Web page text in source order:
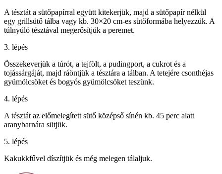
A tésztát a sütőpapírral együtt kitekerjük, majd a sütőpapír nélkül
egy grillsütő tálba vagy kb. 30×20 cm-es sütőformába helyezzük. A
túlnyúló tésztával megerősítjük a peremet.
3. lépés
Összekeverjük a túrót, a tejfölt, a pudingport, a cukrot és a
tojássárgáját, majd ráöntjük a tésztára a tálban. A tetejére csonthéjas
gyümölcsöket és bogyós gyümölcsöket teszünk.
4. lépés
A tésztát az előmelegített sütő középső sínén kb. 45 perc alatt
aranybarnára sütjük.
5. lépés
Kakukkfűvel díszítjük és még melegen tálaljuk.